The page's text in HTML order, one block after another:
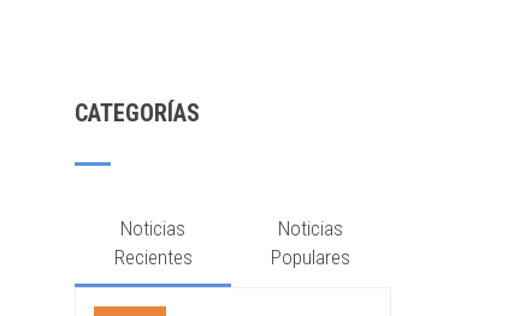
CATEGORÍAS
Noticias
Recientes
Noticias
Populares